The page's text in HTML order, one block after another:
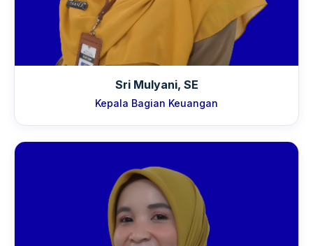
Sri Mulyani, SE
Kepala Bagian Keuangan